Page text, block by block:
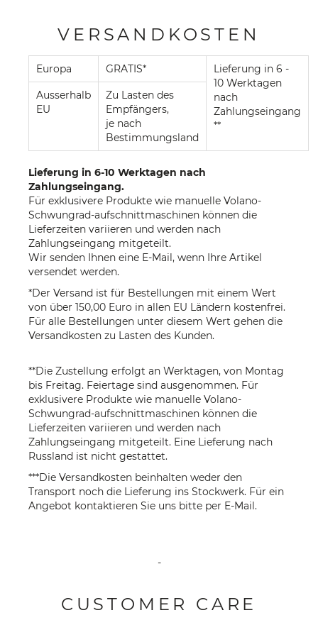
VERSANDKOSTEN
Europa GRATIS*
Lieferung in 6 -
10 Werktagen
nach
Zahlungseingang
**
Ausserhalb
EU
Zu Lasten des
Empfängers,
je nach
Bestimmungsland
Lieferung in 6-10 Werktagen nach
Zahlungseingang.
Für exklusivere Produkte wie manuelle Volano-
Schwungrad-aufschnittmaschinen können die
Lieferzeiten variieren und werden nach
Zahlungseingang mitgeteilt.
Wir senden Ihnen eine E-Mail, wenn Ihre Artikel
versendet werden.
*Der Versand ist für Bestellungen mit einem Wert
von über 150,00 Euro in allen EU Ländern kostenfrei.
Für alle Bestellungen unter diesem Wert gehen die
Versandkosten zu Lasten des Kunden.
**Die Zustellung erfolgt an Werktagen, von Montag
bis Freitag. Feiertage sind ausgenommen. Für
exklusivere Produkte wie manuelle Volano-
Schwungrad-aufschnittmaschinen können die
Lieferzeiten variieren und werden nach
Zahlungseingang mitgeteilt. Eine Lieferung nach
Russland ist nicht gestattet.
***Die Versandkosten beinhalten weder den
Transport noch die Lieferung ins Stockwerk. Für ein
Angebot kontaktieren Sie uns bitte per E-Mail .
-
CUSTOMER CARE